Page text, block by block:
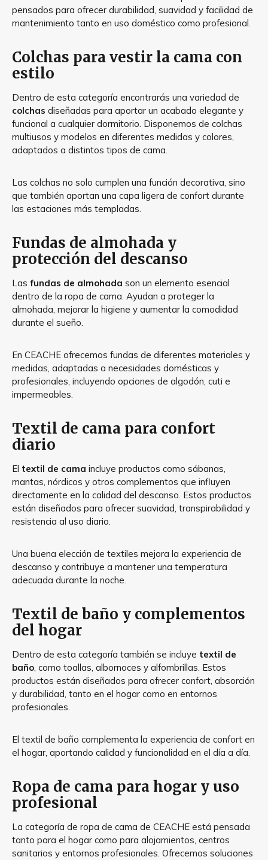
pensados para ofrecer durabilidad, suavidad y facilidad de
mantenimiento tanto en uso doméstico como profesional.
Colchas para vestir la cama con
estilo
Dentro de esta categoría encontrarás una variedad de
colchas diseñadas para aportar un acabado elegante y
funcional a cualquier dormitorio. Disponemos de colchas
multiusos y modelos en diferentes medidas y colores,
adaptados a distintos tipos de cama.
Las colchas no solo cumplen una función decorativa, sino
que también aportan una capa ligera de confort durante
las estaciones más templadas.
Fundas de almohada y
protección del descanso
Las fundas de almohada son un elemento esencial
dentro de la ropa de cama. Ayudan a proteger la
almohada, mejorar la higiene y aumentar la comodidad
durante el sueño.
En CEACHE ofrecemos fundas de diferentes materiales y
medidas, adaptadas a necesidades domésticas y
profesionales, incluyendo opciones de algodón, cuti e
impermeables.
Textil de cama para confort
diario
El textil de cama incluye productos como sábanas,
mantas, nórdicos y otros complementos que influyen
directamente en la calidad del descanso. Estos productos
están diseñados para ofrecer suavidad, transpirabilidad y
resistencia al uso diario.
Una buena elección de textiles mejora la experiencia de
descanso y contribuye a mantener una temperatura
adecuada durante la noche.
Textil de baño y complementos
del hogar
Dentro de esta categoría también se incluye textil de
baño, como toallas, albornoces y alfombrillas. Estos
productos están diseñados para ofrecer confort, absorción
y durabilidad, tanto en el hogar como en entornos
profesionales.
El textil de baño complementa la experiencia de confort en
el hogar, aportando calidad y funcionalidad en el día a día.
Ropa de cama para hogar y uso
profesional
La categoría de ropa de cama de CEACHE está pensada
tanto para el hogar como para alojamientos, centros
sanitarios y entornos profesionales. Ofrecemos soluciones